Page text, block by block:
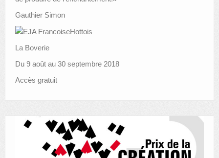
Gauthier Simon
La Boverie
Du 9 août au 30 septembre 2018
Accès gratuit